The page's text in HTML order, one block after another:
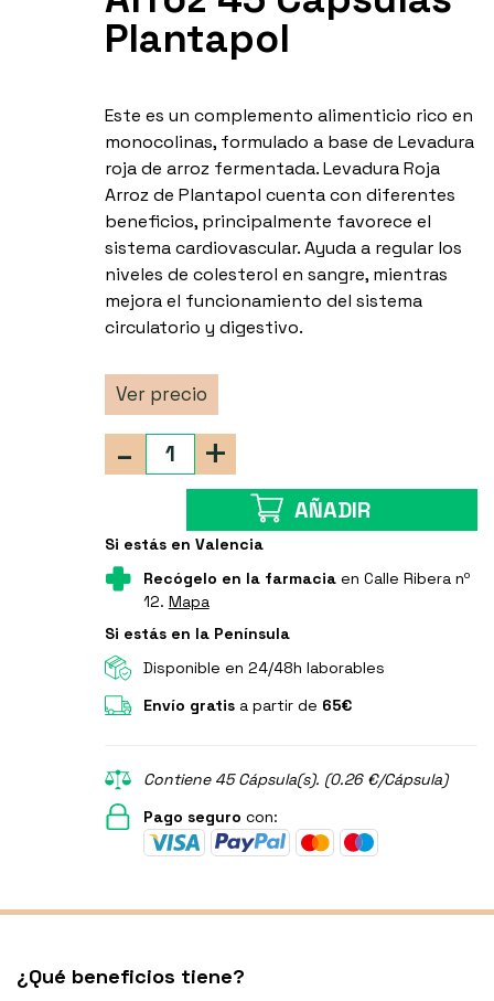
Plantapol
Este es un complemento alimenticio rico en
monocolinas, formulado a base de Levadura
roja de arroz fermentada. Levadura Roja
Arroz de Plantapol cuenta con diferentes
beneficios, principalmente favorece el
sistema cardiovascular. Ayuda a regular los
niveles de colesterol en sangre, mientras
mejora el funcionamiento del sistema
circulatorio y digestivo.
Ver precio
+
-
AÑADIR
Si estás en Valencia
Recógelo en la farmaciaen Calle Ribera nº
12. Mapa
Si estás en la Península
Disponible en 24/48h laborables
Envío gratisa partir de 65€
Contiene 45 Cápsula(s). (0.26 €/Cápsula)
Pago seguro con:
¿Qué beneficios tiene?